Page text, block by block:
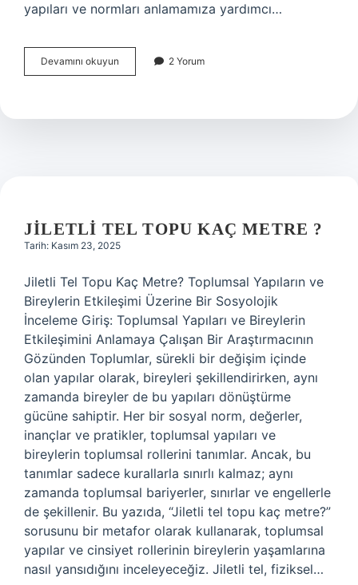
yapıları ve normları anlamamıza yardımcı…
Devamını okuyun
Türkçe
?
2 Yorum
JILETLI TEL TOPU KAÇ METRE ?
Tarih: Kasım 23, 2025
Jiletli Tel Topu Kaç Metre? Toplumsal Yapıların ve
Bireylerin Etkileşimi Üzerine Bir Sosyolojik
İnceleme Giriş: Toplumsal Yapıları ve Bireylerin
Etkileşimini Anlamaya Çalışan Bir Araştırmacının
Gözünden Toplumlar, sürekli bir değişim içinde
olan yapılar olarak, bireyleri şekillendirirken, aynı
zamanda bireyler de bu yapıları dönüştürme
gücüne sahiptir. Her bir sosyal norm, değerler,
inançlar ve pratikler, toplumsal yapıları ve
bireylerin toplumsal rollerini tanımlar. Ancak, bu
tanımlar sadece kurallarla sınırlı kalmaz; aynı
zamanda toplumsal bariyerler, sınırlar ve engellerle
de şekillenir. Bu yazıda, “Jiletli tel topu kaç metre?”
sorusunu bir metafor olarak kullanarak, toplumsal
yapılar ve cinsiyet rollerinin bireylerin yaşamlarına
nasıl yansıdığını inceleyeceğiz. Jiletli tel, fiziksel…